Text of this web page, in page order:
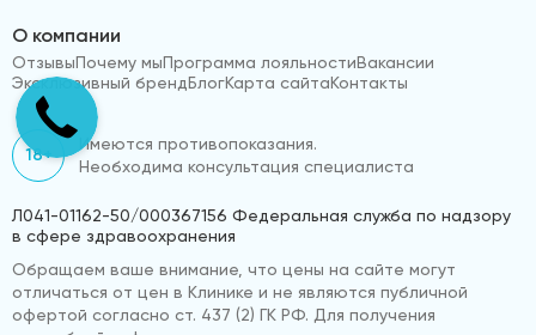
О компании
ОтзывыПочему мыПрограмма лояльностиВакансии
Эксклюзивный брендБлогКарта сайтаКонтакты
18+
Имеются противопоказания.
Необходима консультация специалиста
Л041-01162-50/000367156 Федеральная служба по надзору
в сфере здравоохранения
Обращаем ваше внимание, что цены на сайте могут
отличаться от цен в Клинике и не являются публичной
офертой согласно ст. 437 (2) ГК РФ. Для получения